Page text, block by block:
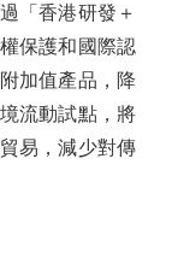
「香港研發＋
保護和國際認
加值產品，降
流動試點，將
易，減少對傳